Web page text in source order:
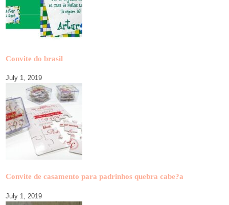
Convite do brasil
July 1, 2019
Convite de casamento para padrinhos quebra cabe?a
July 1, 2019